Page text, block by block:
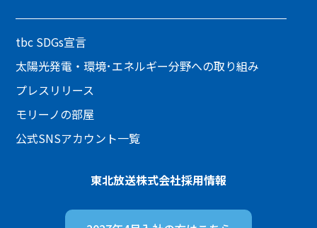
tbc SDGs宣言
太陽光発電・環境･エネルギー分野への取り組み
プレスリリース
モリーノの部屋
公式SNSアカウント一覧
東北放送株式会社採用情報